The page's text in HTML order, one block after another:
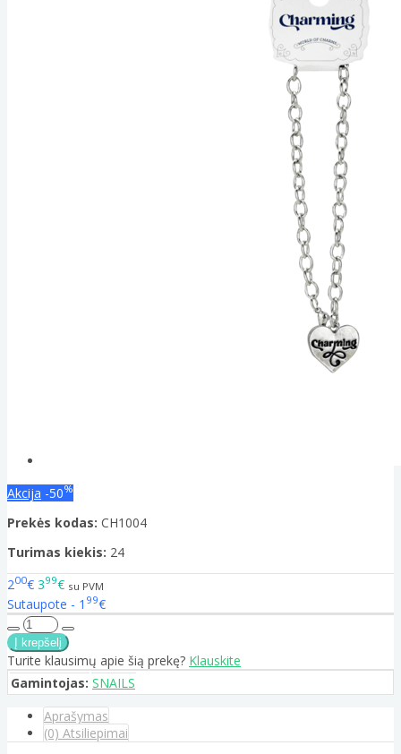
Akcija -50%
Prekės kodas: CH1004
Turimas kiekis: 24
200€ 399€ su PVM
Sutaupote - 1 99€
Turite klausimų apie šią prekę? Klauskite
Gamintojas: SNAILS
Aprašymas
(0) Atsiliepimai